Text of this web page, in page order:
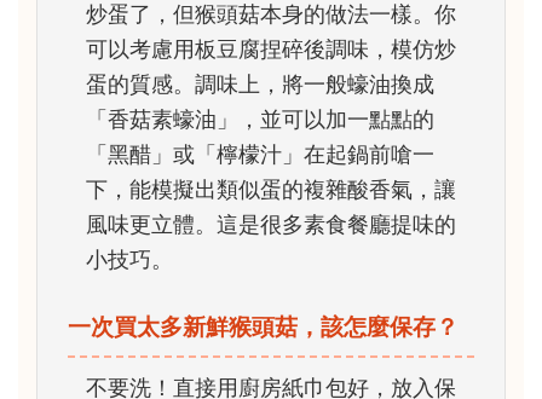
炒蛋了，但猴頭菇本身的做法一樣。你
可以考慮用板豆腐捏碎後調味，模仿炒
蛋的質感。調味上，將一般蠔油換成
「香菇素蠔油」，並可以加一點點的
「黑醋」或「檸檬汁」在起鍋前嗆一
下，能模擬出類似蛋的複雜酸香氣，讓
風味更立體。這是很多素食餐廳提味的
小技巧。
一次買太多新鮮猴頭菇，該怎麼保存？
不要洗！直接用廚房紙巾包好，放入保